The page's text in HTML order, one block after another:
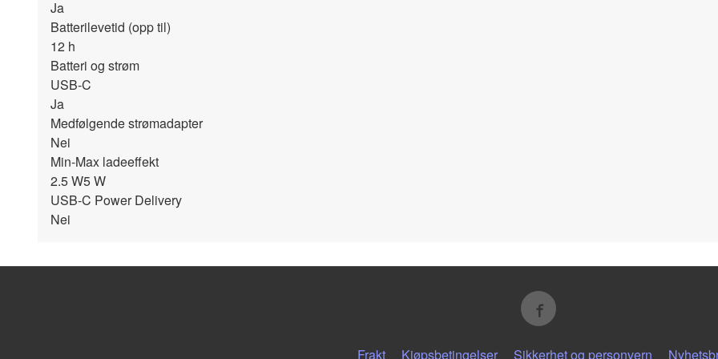
Ja
Batterilevetid (opp til)
12 h
Batteri og strøm
USB-C
Ja
Medfølgende strømadapter
Nei
Min-Max ladeeffekt
2.5W5W
USB-C Power Delivery
Nei
Frakt Kjøpsbetingelser Sikkerhet og personvern